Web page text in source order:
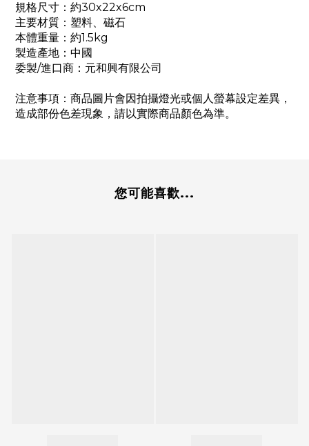
規格尺寸：約30x22x6cm
主要材質：塑料、磁石
本體重量：約1.5kg
製造產地：中國
委製/進口商：元和興有限公司
注意事項：商品圖片會因拍攝燈光或個人螢幕設定差異，
造成部份色差現象，請以實際商品顏色為準。
您可能喜歡...